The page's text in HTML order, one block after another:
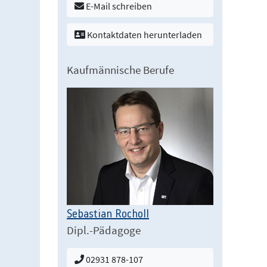
E-Mail schreiben
Kontaktdaten herunterladen
Kaufmännische Berufe
Sebastian Rocholl
Dipl.-Pädagoge
02931 878-107